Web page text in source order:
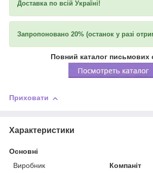
Доставка по всій Україні!
Запропоновано 20% (останок у разі
Повний каталог письмових
Приховати
Характеристики
Основні
Виробник
Компаніт